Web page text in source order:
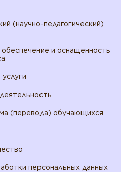
(научно-педагогический)
и оснащенность
(перевода) обучающихся
персональных данных